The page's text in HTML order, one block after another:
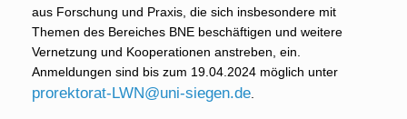
aus Forschung und Praxis, die sich insbesondere mit
Themen des Bereiches BNE beschäftigen und weitere
Vernetzung und Kooperationen anstreben, ein.
Anmeldungen sind bis zum 19.04.2024 möglich unter
prorektorat-LWN@uni-siegen.de